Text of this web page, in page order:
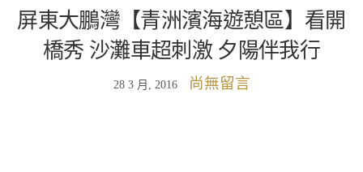
屏東大鵬灣【青洲濱海遊憩區】看開
橋秀 沙灘車超刺激 夕陽伴我行
28 3 月, 2016 尚無留言